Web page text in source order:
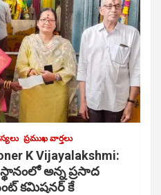
ప్రముఖ వార్తలు
K Vijayalakshmi:
అన్న ప్రసాద
కమిషనర్ కే